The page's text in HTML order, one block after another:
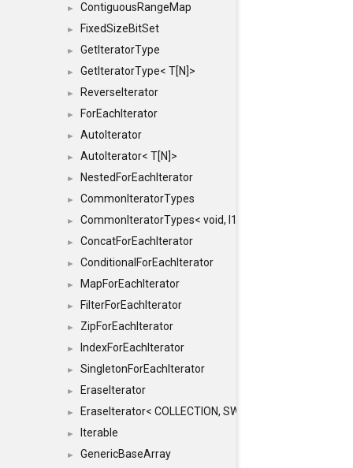
► ContiguousRangeMap
► FixedSizeBitSet
► GetIteratorType
► GetIteratorType< T[N]>
► ReverseIterator
► ForEachIterator
► AutoIterator
► AutoIterator< T[N]>
► NestedForEachIterator
► CommonIteratorTypes
► CommonIteratorTypes< void, I1, I2 >
► ConcatForEachIterator
► ConditionalForEachIterator
► MapForEachIterator
► FilterForEachIterator
► ZipForEachIterator
► IndexForEachIterator
► SingletonForEachIterator
► EraseIterator
► EraseIterator< COLLECTION, SWAP_ERASE, false >
► Iterable
► GenericBaseArray